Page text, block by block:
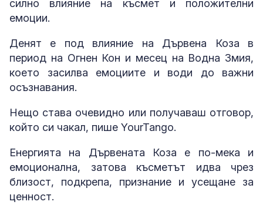
силно влияние на късмет и положителни
емоции.
Денят е под влияние на Дървена Коза в
период на Огнен Кон и месец на Водна Змия,
което засилва емоциите и води до важни
осъзнавания.
Нещо става очевидно или получаваш отговор,
който си чакал, пише YourTango.
Енергията на Дървената Коза е по-мека и
емоционална, затова късметът идва чрез
близост, подкрепа, признание и усещане за
ценност.